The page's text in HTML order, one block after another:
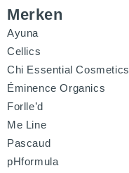
Merken
Ayuna
Cellics
Chi Essential Cosmetics
Éminence Organics
Forlle’d
Me Line
Pascaud
pHformula